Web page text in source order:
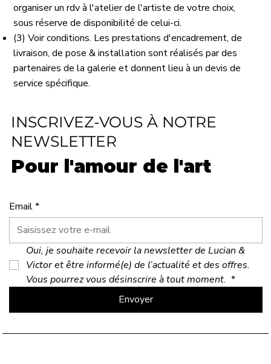
organiser un rdv à l'atelier de l'artiste de votre choix,
sous réserve de disponibilité de celui-ci.
(3) Voir conditions. Les prestations d'encadrement, de
livraison, de pose & installation sont réalisés par des
partenaires de la galerie et donnent lieu à un devis de
service spécifique.
Email*
Oui, je souhaite recevoir la newsletter de Lucian &
Victor et être informé(e) de l’actualité et des offres.
Vous pourrez vous désinscrire à tout moment. *
Envoyer
INSCRIVEZ-VOUS À NOTRE
NEWSLETTER
Pour l'amour de l'art